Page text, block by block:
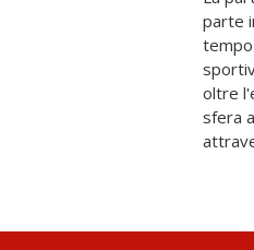
parte
oltre
sfera
del